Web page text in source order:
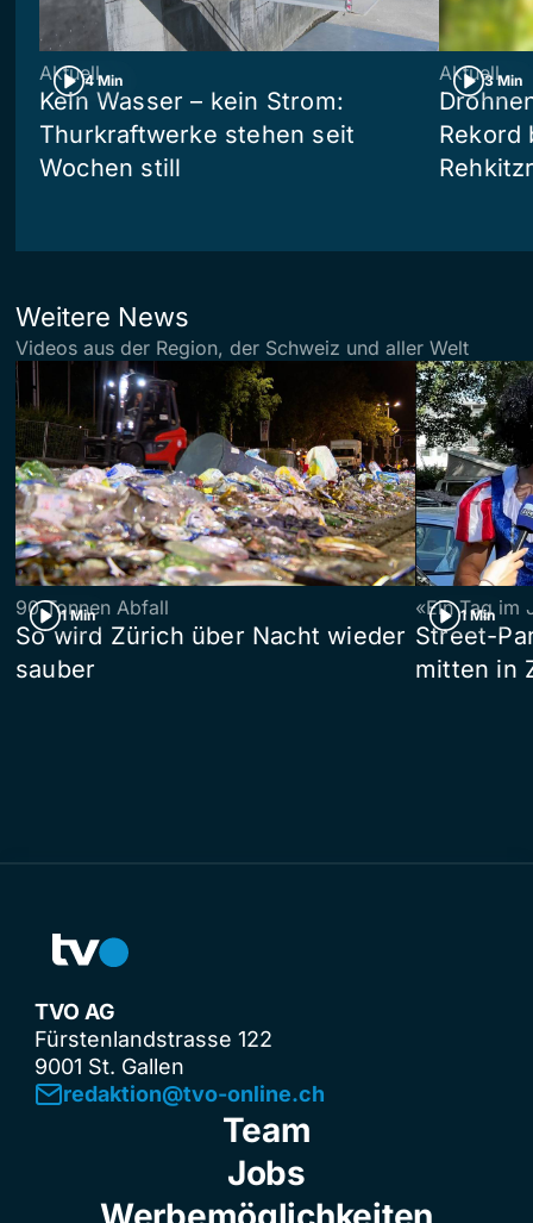
4 Min
Aktuell
Kein Wasser – kein Strom:
Thurkraftwerke stehen seit
Wochen still
3 Min
Aktuell
Rekord
Weitere News
Videos aus der Region, der Schweiz und aller Welt
1 Min
90 Tonnen Abfall
So wird Zürich über Nacht wieder
sauber
1 Min
«Ein Tag im
Street-
mitten in
TVO AG
Fürstenlandstrasse 122
9001 St. Gallen
redaktion@tvo-online.ch
Team
Jobs